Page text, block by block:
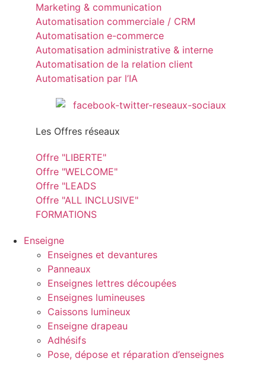
Marketing & communication
Automatisation commerciale / CRM
Automatisation e-commerce
Automatisation administrative & interne
Automatisation de la relation client
Automatisation par l’IA
Les Offres réseaux
Offre "LIBERTE"
Offre "WELCOME"
Offre "LEADS
Offre "ALL INCLUSIVE"
FORMATIONS
Enseigne
Enseignes et devantures
Panneaux
Enseignes lettres découpées
Enseignes lumineuses
Caissons lumineux
Enseigne drapeau
Adhésifs
Pose, dépose et réparation d’enseignes